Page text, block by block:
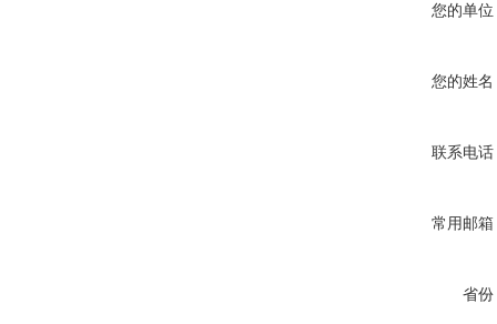
您的单位
您的姓名
联系电话
常用邮箱
省份